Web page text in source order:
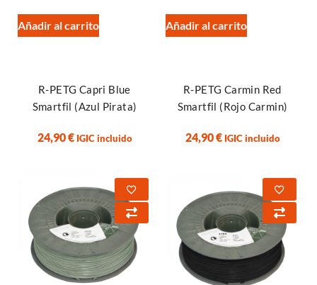
Añadir al carrito
R-PETG Capri Blue
Smartfil (Azul Pirata)
24,90€ IGIC incluido
Añadir al carrito
R-PETG Carmin Red
Smartfil (Rojo Carmin)
24,90€ IGIC incluido